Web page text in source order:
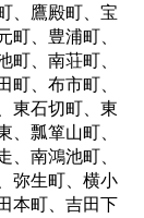
、鷹殿町、宝
町、豊浦町、
町、南荘町、
町、布市町、
東石切町、東
、瓢箪山町、
、南鴻池町、
弥生町、横小
本町、吉田下